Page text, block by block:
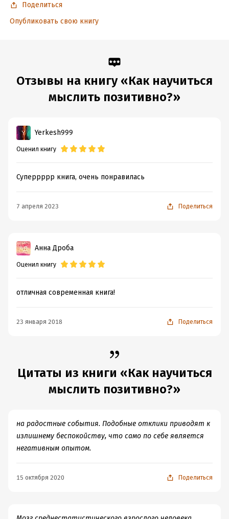
Поделиться
Опубликовать свою книгу
Отзывы на книгу «Как научиться
мыслить позитивно?»
Yerkesh999
Оценил книгу
Суперрррр книга, очень понравилась
7 апреля 2023 Поделиться
Анна Дроба
Оценил книгу
отличная современная книга!
23 января 2018 Поделиться
Цитаты из книги «Как научиться
мыслить позитивно?»
на радостные события. Подобные отклики приводят к
излишнему беспокойству, что само по себе является
негативным опытом.
15 октября 2020 Поделиться